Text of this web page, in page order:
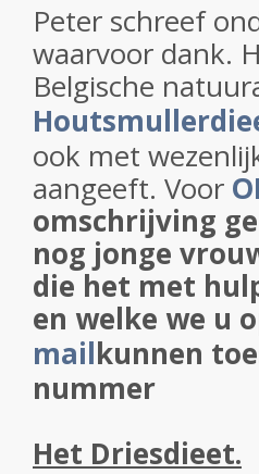
Peter schreef
waarvoor dank.
Belgische
ook met
aangeeft. Voor
omschrijving
nog jonge
die het met
en welke we u
mailkunnen
nummer
Het Driesdieet.